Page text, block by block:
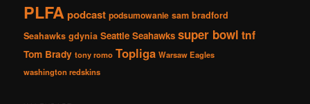
PLFApodcast podsumowanie sam bradford
Seahawks gdynia Seattle Seahawks super bowl tnf
Tom Brady tony romo Topliga Warsaw Eagles
washington redskins